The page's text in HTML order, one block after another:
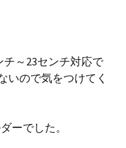
チ～23センチ対応で
いので気をつけてく
ーでした。